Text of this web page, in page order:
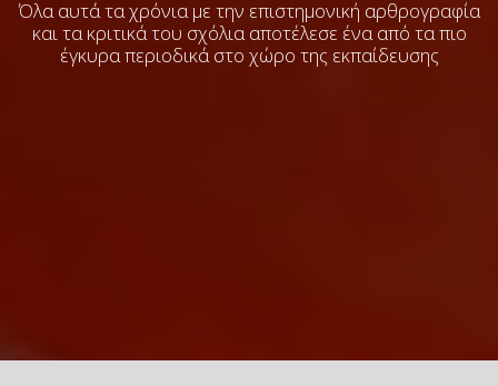
Όλα αυτά τα χρόνια με την επιστημονική αρθρογραφία
και τα κριτικά του σχόλιααποτέλεσε ένα από τα πιο
έγκυρα περιοδικά στο χώρο της εκπαίδευσης